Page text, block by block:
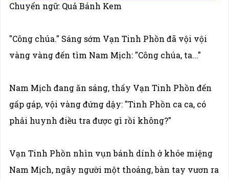
Chuyển ngữ: Quả Bánh Kem
"Công chúa." Sáng sớm Vạn Tinh Phồn đã vội vội
vàng vàng đến tìm Nam Mịch: "Công chúa, ta..."
Nam Mịch đang ăn sáng, thấy Vạn Tinh Phồn đến
gấp gáp, vội vàng đứng dậy: "Tinh Phồn ca ca, có
phải huynh điều tra được gì rồi không?"
Vạn Tinh Phồn nhìn vụn bánh dính ở khóe miệng
Nam Mịch, ngây người một thoáng, bàn tay vươn ra